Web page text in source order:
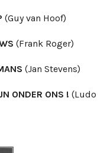
(Guy van Hoof)
(Frank Roger)
(Jan Stevens)
ONDER ONS ! (Ludo